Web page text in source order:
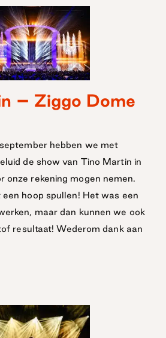
Martin –
2024
– Ziggo Dome
hebben we met
de show van Tino Martin in
onze rekening mogen nemen.
hoop spullen! Het was een
maar dan kunnen we ook
resultaat! Wederom dank aan